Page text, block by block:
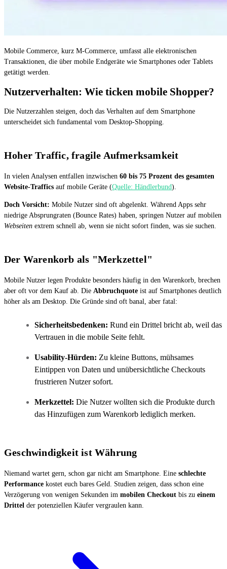
Mobile Commerce, kurz M-Commerce, umfasst alle elektronischen
Transaktionen, die über mobile Endgeräte wie Smartphones oder Tablets
getätigt werden.
Nutzerverhalten: Wie ticken mobile Shopper?
Die Nutzerzahlen steigen, doch das Verhalten auf dem Smartphone
unterscheidet sich fundamental vom Desktop-Shopping.
Hoher Traffic, fragile Aufmerksamkeit
In vielen Analysen entfallen inzwischen 60 bis 75 Prozent des gesamten
Website-Traffics auf mobile Geräte (Quelle: Händlerbund).
Doch Vorsicht: Mobile Nutzer sind oft abgelenkt. Während Apps sehr
niedrige Absprungraten (Bounce Rates) haben, springen Nutzer auf mobilen
Webseiten extrem schnell ab, wenn sie nicht sofort finden, was sie suchen.
Der Warenkorb als "Merkzettel"
Mobile Nutzer legen Produkte besonders häufig in den Warenkorb, brechen
aber oft vor dem Kauf ab. Die Abbruchquote ist auf Smartphones deutlich
höher als am Desktop. Die Gründe sind oft banal, aber fatal:
Sicherheitsbedenken: Rund ein Drittel bricht ab, weil das
Vertrauen in die mobile Seite fehlt.
Usability-Hürden: Zu kleine Buttons, mühsames
Eintippen von Daten und unübersichtliche Checkouts
frustrieren Nutzer sofort.
Merkzettel: Die Nutzer wollten sich die Produkte durch
das Hinzufügen zum Warenkorb lediglich merken.
Geschwindigkeit ist Währung
Niemand wartet gern, schon gar nicht am Smartphone. Eine schlechte
Performance kostet euch bares Geld. Studien zeigen, dass schon eine
Verzögerung von wenigen Sekunden im mobilen Checkout bis zu einem
Drittel der potenziellen Käufer vergraulen kann.